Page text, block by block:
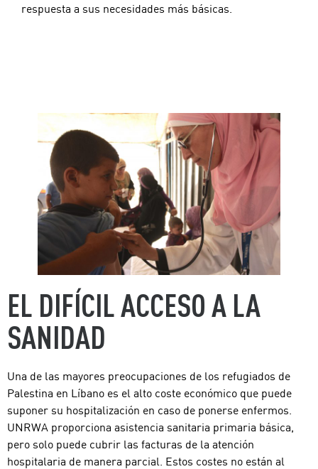
respuesta a sus necesidades más básicas.
EL DIFÍCIL ACCESO A LA
SANIDAD
Una de las mayores preocupaciones de los refugiados de
Palestina en Líbano es el alto coste económico que puede
suponer su hospitalización en caso de ponerse enfermos.
UNRWA proporciona asistencia sanitaria primaria básica,
pero solo puede cubrir las facturas de la atención
hospitalaria de manera parcial. Estos costes no están al